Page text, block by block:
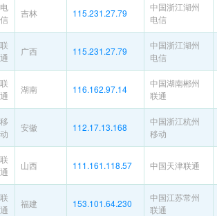
电
信
吉林 115.231.27.79
中国浙江湖州
电信
联
通
广西 115.231.27.79
中国浙江湖州
电信
联
通
湖南 116.162.97.14
中国湖南郴州
联通
移
动
安徽 112.17.13.168
中国浙江杭州
移动
联
通
山西 111.161.118.57 中国天津联通
联
通
福建 153.101.64.230
中国江苏常州
联通